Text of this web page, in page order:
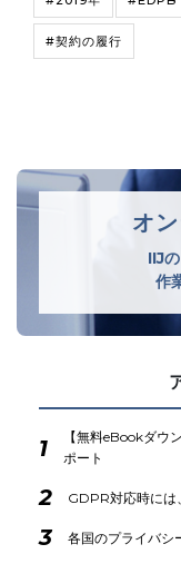
#契約の履行
オ
IIJ
作
1
【無料eBookダウ
ポート
2 GDPR対応時には
3 各国のプライバシ